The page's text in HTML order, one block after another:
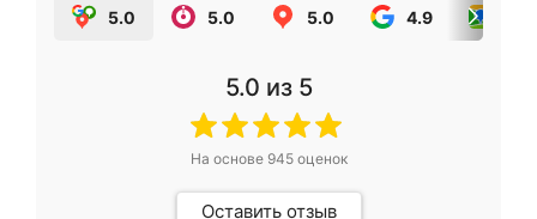
5.0 5.0 5.0 4.9
5.0 из 5
На основе 945оценок
Оставить отзыв